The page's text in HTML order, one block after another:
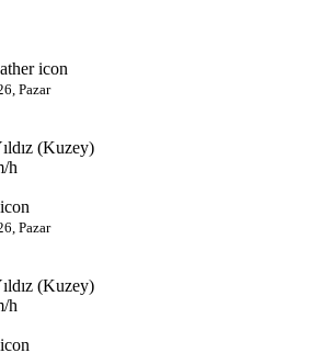
Pazar
(Kuzey)
h
Pazar
(Kuzey)
h